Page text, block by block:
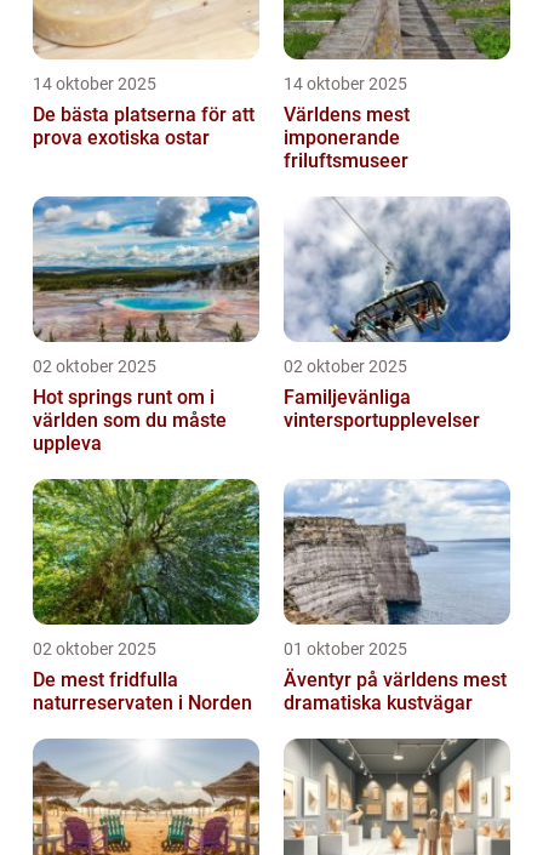
14 oktober 2025
De bästa platserna för att
prova exotiska ostar
14 oktober 2025
Världens mest
imponerande
friluftsmuseer
02 oktober 2025
Hot springs runt om i
världen som du måste
uppleva
02 oktober 2025
Familjevänliga
vintersportupplevelser
02 oktober 2025
De mest fridfulla
naturreservaten i Norden
01 oktober 2025
Äventyr på världens mest
dramatiska kustvägar